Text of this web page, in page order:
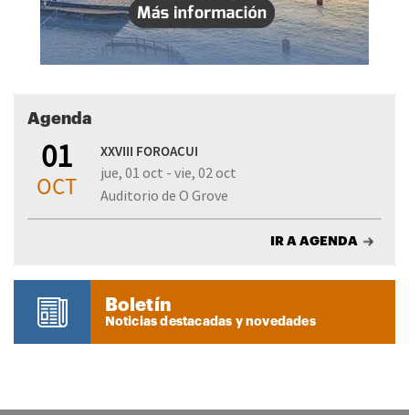
Agenda
01
OCT
XXVIII FOROACUI
jue, 01 oct - vie, 02 oct
Auditorio de O Grove
IR A AGENDA
Boletín
Noticias destacadas y novedades